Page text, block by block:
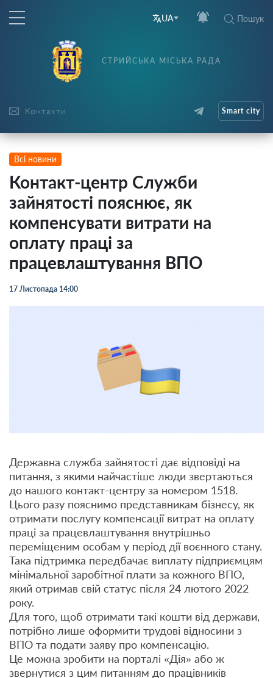
UA Пошук
Контакти
СТРИЙСЬКА МІСЬКА РАДА
Smart city
Всі новини
Контакт-центр Служби
зайнятості пояснює, як
компенсувати витрати на
оплату праці за
працевлаштування ВПО
17 Листопада 14:00
Державна служба зайнятості дає відповіді на
питання, з якими найчастіше люди звертаються
до нашого контакт-центру за номером 1518.
Цього разу пояснимо представникам бізнесу, як
отримати послугу компенсації витрат на оплату
праці за працевлаштування внутрішньо
переміщеним особам у період дії воєнного стану.
Така підтримка передбачає виплату підприємцям
мінімальної заробітної плати за кожного ВПО,
який отримав свій статус після 24 лютого 2022
року.
Для того, щоб отримати такі кошти від держави,
потрібно лише оформити трудові відносини з
ВПО та подати заяву про компенсацію.
Це можна зробити на порталі «Дія» або ж
звернутися з цим питанням до працівників